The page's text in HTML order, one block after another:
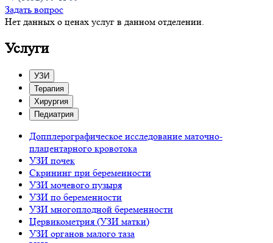
Задать вопрос
Нет данных о ценах услуг в данном отделении.
Услуги
УЗИ
Терапия
Хирургия
Педиатрия
Допплерографическое исследование маточно-
плацентарного кровотока
УЗИ почек
Скрининг при беременности
УЗИ мочевого пузыря
УЗИ по беременности
УЗИ многоплодной беременности
Цервикометрия (УЗИ матки)
УЗИ органов малого таза